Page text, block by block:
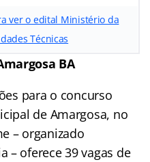
ver o edital Ministério da
Técnicas
BA
para o concurso
de Amargosa, no
– organizado
– oferece 39 vagas de